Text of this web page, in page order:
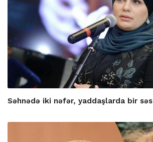
Səhnədə iki nəfər, yaddaşlarda bir səs